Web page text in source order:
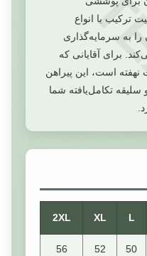
ترکیب با انواع
را به سرمایه‌گذاری
برای آقایانی که
نهفته است، این پیراهن
تکامل‌یافته شما
L
XL
2XL
50
52
56